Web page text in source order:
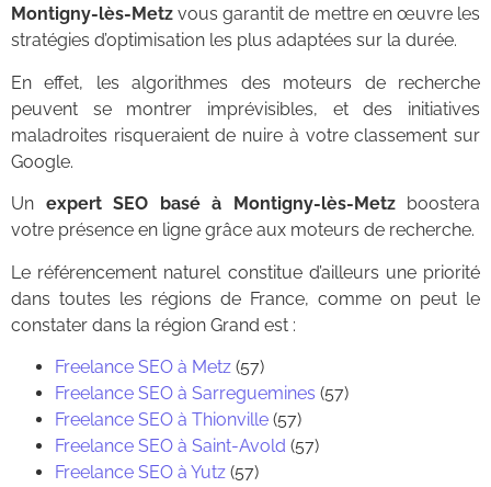
Montigny-lès-Metz vous garantit de mettre en œuvre les
stratégies d’optimisation les plus adaptées sur la durée.
En effet, les algorithmes des moteurs de recherche
peuvent se montrer imprévisibles, et des initiatives
maladroites risqueraient de nuire à votre classement sur
Google.
Un expert SEO basé à Montigny-lès-Metzboostera
votre présence en ligne grâce aux moteurs de recherche.
Le référencement naturel constitue d’ailleurs une priorité
dans toutes les régions de France, comme on peut le
constater dans la région Grand est :
Freelance SEO à Metz (57)
Freelance SEO à Sarreguemines (57)
Freelance SEO à Thionville (57)
Freelance SEO à Saint-Avold (57)
Freelance SEO à Yutz (57)